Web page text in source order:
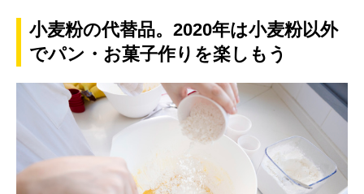
小麦粉の代替品。2020年は小麦粉以外
でパン・お菓子作りを楽しもう